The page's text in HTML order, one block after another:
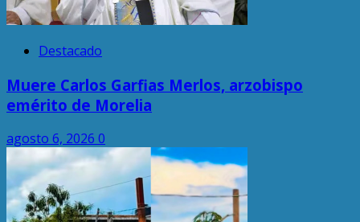
Destacado
Muere Carlos Garfias Merlos, arzobispo
emérito de Morelia
agosto 6, 2026 0